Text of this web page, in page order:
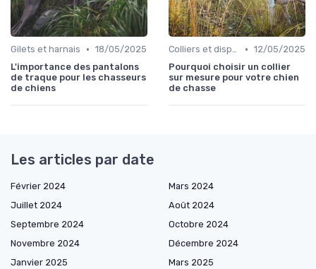
Gilets et harnais • 18/05/2025
L'importance des pantalons
de traque pour les chasseurs
de chiens
Colliers et dispositifs de suivi • 12/05/2025
Pourquoi choisir un collier
sur mesure pour votre chien
de chasse
Les articles par date
Février 2024
Mars 2024
Juillet 2024
Août 2024
Septembre 2024
Octobre 2024
Novembre 2024
Décembre 2024
Janvier 2025
Mars 2025